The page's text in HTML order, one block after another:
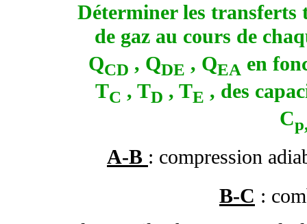
Déterminer les transferts
de gaz au cours de
QCD , QDE , QEA en
TC , TD , TE , des
C
A-B : compression
B-C :